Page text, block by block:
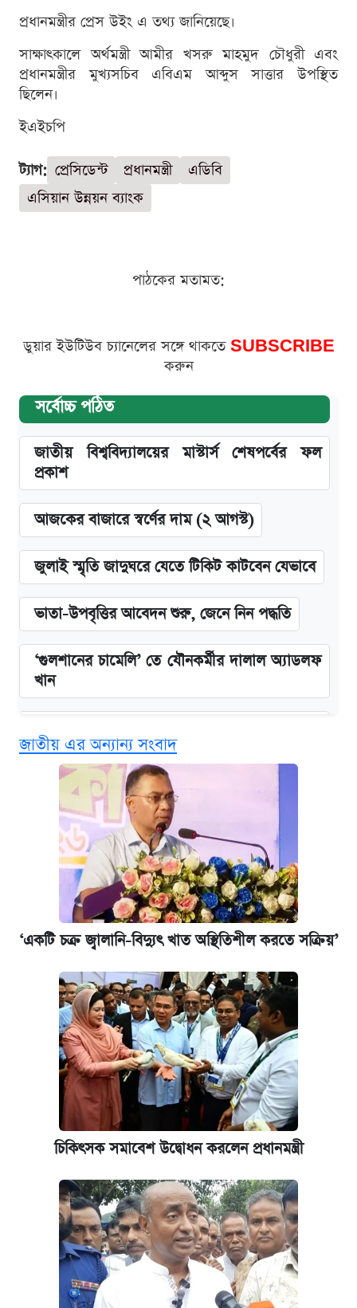
প্রধানমন্ত্রীর প্রেস উইং এ তথ্য জানিয়েছে।
সাক্ষাৎকালে অর্থমন্ত্রী আমীর খসরু মাহমুদ চৌধুরী এবং
প্রধানমন্ত্রীর মুখ্যসচিব এবিএম আব্দুস সাত্তার উপস্থিত
ছিলেন।
ইএইচপি
ট্যাগ: প্রেসিডেন্ট প্রধানমন্ত্রী
এডিবি
এসিয়ান উন্নয়ন ব্যাংক
পাঠকের মতামত:
ডুয়ার ইউটিউব চ্যানেলের সঙ্গে থাকতে SUBSCRIBE
করুন
সর্বোচ্চ পঠিত
জাতীয় বিশ্ববিদ্যালয়ের মাস্টার্স শেষপর্বের ফল
প্রকাশ
আজকের বাজারে স্বর্ণের দাম (২ আগস্ট)
জুলাই স্মৃতি জাদুঘরে যেতে টিকিট কাটবেন যেভাবে
ভাতা-উপবৃত্তির আবেদন শুরু, জেনে নিন পদ্ধতি
‘গুলশানের চামেলি’ তে যৌনকর্মীর দালাল অ্যাডলফ
খান
দাম ও ফিচার
কবে শুরু হচ্ছে ঢাবির ভর্তি আবেদন, জানাল কর্তৃপক্ষ
নবম জাতীয় পে-স্কেল নিয়ে সর্বশেষ যা জানা গেল
আজকের বাজারে স্বর্ণের দাম (৪ আগস্ট)
আজকের বাজারে স্বর্ণ-রুপার দাম (৫ আগস্ট)
কবে হবে মেডিকেল ভর্তি পরীক্ষা, জানা গেল যা
পাঁচ দপ্তরে নতুন সচিব নিয়োগ দিল সরকার
রাষ্ট্রবিরোধী কর্মকাণ্ড: ঢাবির কয়েকজন শিক্ষকের
বিরুদ্ধে ব্যবস্থা
আজকের বাজারে স্বর্ণের দাম (৬ আগস্ট)
কেমব্রিজ বিশ্ববিদ্যালয়ের এমবিএ স্কলারশিপে
আবেদন শুরু
জাতীয় এর অন্যান্য সংবাদ
‘একটি চক্র জ্বালানি-বিদ্যুৎ খাত অস্থিতিশীল করতে সক্রিয়’
চিকিৎসক সমাবেশ উদ্বোধন করলেন প্রধানমন্ত্রী